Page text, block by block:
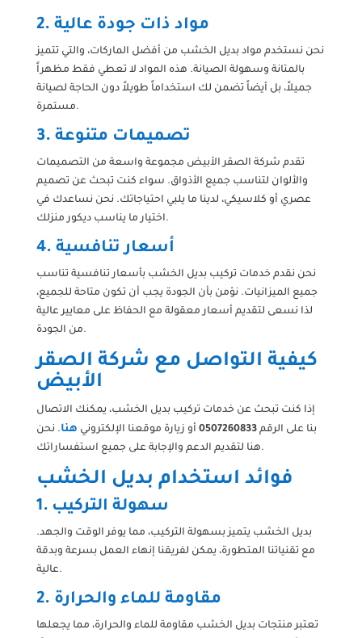
2. مواد ذات جودة عالية
نحن نستخدم مواد بديل الخشب من أفضل الماركات، والتي تتميز
بالمتانة وسهولة الصيانة. هذه المواد لا تعطي فقط مظهراً
جميلاً، بل أيضاً تضمن لك استخداماً طويلاً دون الحاجة لصيانة
مستمرة.
3. تصميمات متنوعة
تقدم شركة الصقر الأبيض مجموعة واسعة من التصميمات
والألوان لتناسب جميع الأذواق. سواء كنت تبحث عن تصميم
عصري أو كلاسيكي، لدينا ما يلبي احتياجاتك. نحن نساعدك في
اختيار ما يناسب ديكور منزلك.
4. أسعار تنافسية
نحن نقدم خدمات تركيب بديل الخشب بأسعار تنافسية تناسب
جميع الميزانيات. نؤمن بأن الجودة يجب أن تكون متاحة للجميع،
لذا نسعى لتقديم أسعار معقولة مع الحفاظ على معايير عالية
من الجودة.
كيفية التواصل مع شركة الصقر
الأبيض
إذا كنت تبحث عن خدمات تركيب بديل الخشب، يمكنك الاتصال
بنا على الرقم0507260833 أو زيارة موقعنا الإلكتروني هنا. نحن
هنا لتقديم الدعم والإجابة على جميع استفساراتك.
فوائد استخدام بديل الخشب
1. سهولة التركيب
بديل الخشب يتميز بسهولة التركيب، مما يوفر الوقت والجهد.
مع تقنياتنا المتطورة، يمكن لفريقنا إنهاء العمل بسرعة وبدقة
عالية.
2. مقاومة للماء والحرارة
تعتبر منتجات بديل الخشب مقاومة للماء والحرارة، مما يجعلها